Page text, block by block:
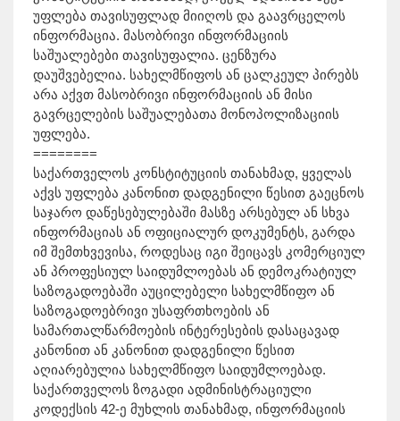
უფლება თავისუფლად მიიღოს და გაავრცელოს
ინფორმაცია. მასობრივი ინფორმაციის
საშუალებები თავისუფალია. ცენზურა
დაუშვებელია. სახელმწიფოს ან ცალკეულ პირებს
არა აქვთ მასობრივი ინფორმაციის ან მისი
გავრცელების საშუალებათა მონოპოლიზაციის
უფლება.
========
საქართველოს კონსტიტუციის თანახმად, ყველას
აქვს უფლება კანონით დადგენილი წესით გაეცნოს
საჯარო დაწესებულებაში მასზე არსებულ ან სხვა
ინფორმაციას ან ოფიციალურ დოკუმენტს, გარდა
იმ შემთხვევისა, როდესაც იგი შეიცავს კომერციულ
ან პროფესიულ საიდუმლოებას ან დემოკრატიულ
საზოგადოებაში აუცილებელი სახელმწიფო ან
საზოგადოებრივი უსაფრთხოების ან
სამართალწარმოების ინტერესების დასაცავად
კანონით ან კანონით დადგენილი წესით
აღიარებულია სახელმწიფო საიდუმლოებად.
საქართველოს ზოგადი ადმინისტრაციული
კოდექსის 42-ე მუხლის თანახმად, ინფორმაციის